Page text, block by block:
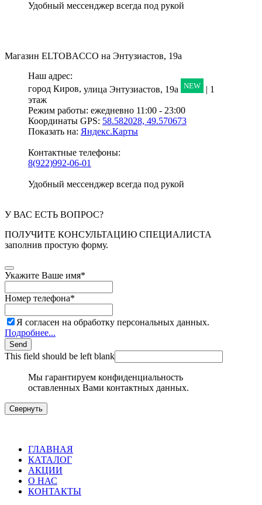
Удобный мессенджер всегда под рукой
Магазин ELTOBACCO на Энтузиастов, 19а
Наш адрес:
город Киров, улица Энтузиастов, 19а NEW
| 1
этаж
Режим работы: ежедневно 11:00 - 23:00
Координаты GPS: 58.582028, 49.570673
Показать на: Яндекс.Карты
Контактные телефоны:
8(922)992-06-01
Удобный мессенджер всегда под рукой
У ВАС ЕСТЬ ВОПРОС?
ПОЛУЧИТЕ КОНСУЛЬТАЦИЮ СПЕЦИАЛИСТА
заполнив простую форму.
Укажите Ваше имя*
Номер телефона*
Я согласен на обработку персональных данных.
Подробнее...
Send
This field should be left blank
Мы гарантируем конфиденциальность
оставленных Вами контактных данных.
Свернуть
ГЛАВНАЯ
КАТАЛОГ
АКЦИИ
О НАС
КОНТАКТЫ